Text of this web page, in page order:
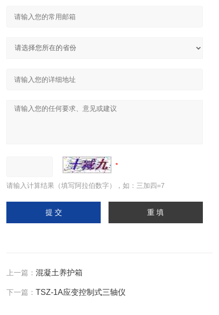
请输入计算结果（填写阿拉伯数字），如：三加四=7
上一篇：混凝土养护箱
下一篇：TSZ-1A应变控制式三轴仪